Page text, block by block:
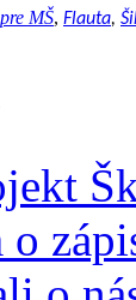
MŠ, Flauta,
o